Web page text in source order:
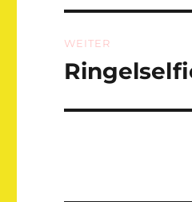
WEITER
Nächster